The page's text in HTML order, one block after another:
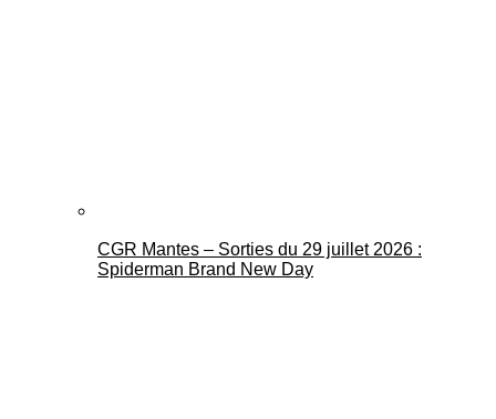
CGR Mantes – Sorties du 29 juillet 2026 :
Spiderman Brand New Day